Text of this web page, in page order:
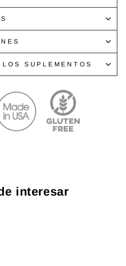
SUPLEMENTOS
interesar